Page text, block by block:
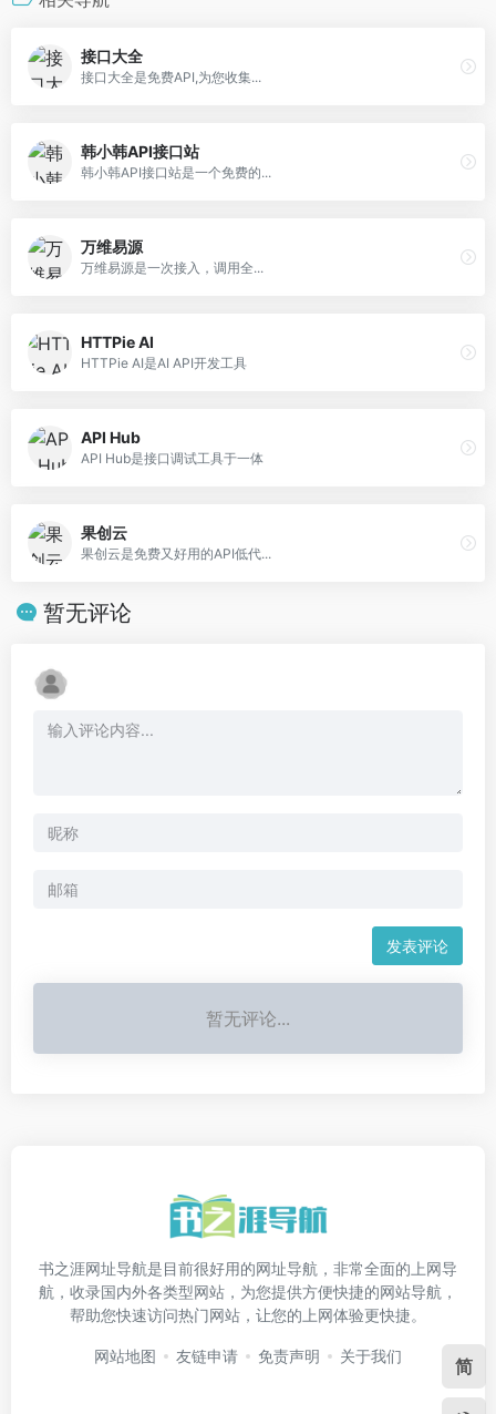
接口大全
接口大全是免费API,为您收集...
韩小韩API接口站
韩小韩API接口站是一个免费的...
万维易源
万维易源是一次接入，调用全...
HTTPie AI
HTTPie AI是AI API开发工具
API Hub
API Hub是接口调试工具于一体
果创云
果创云是免费又好用的API低代...
暂无评论
发表评论
暂无评论...
书之涯网址导航是目前很好用的网址导航，非常全面的上网导
航，收录国内外各类型网站，为您提供方便快捷的网站导航，
帮助您快速访问热门网站，让您的上网体验更快捷。
网站地图 友链申请 免责声明 关于我们 简